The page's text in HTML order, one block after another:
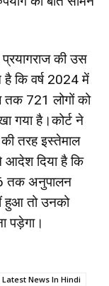
की उस
है कि वर्ष 2024 में
721 लोगों को
गया है।कोर्ट ने
तरह इस्तेमाल
आदेश दिया है कि
तक अनुपालन
हुआ तो उनको
पड़ेगा।
Latest News In Hindi